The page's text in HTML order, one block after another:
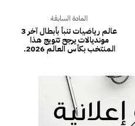
المادة السابقة
عالم رياضيات تنبأ بأبطال آخر 3
مونديالات يرجح تتويج هذا
المنتخب بكأس العالم 2026.